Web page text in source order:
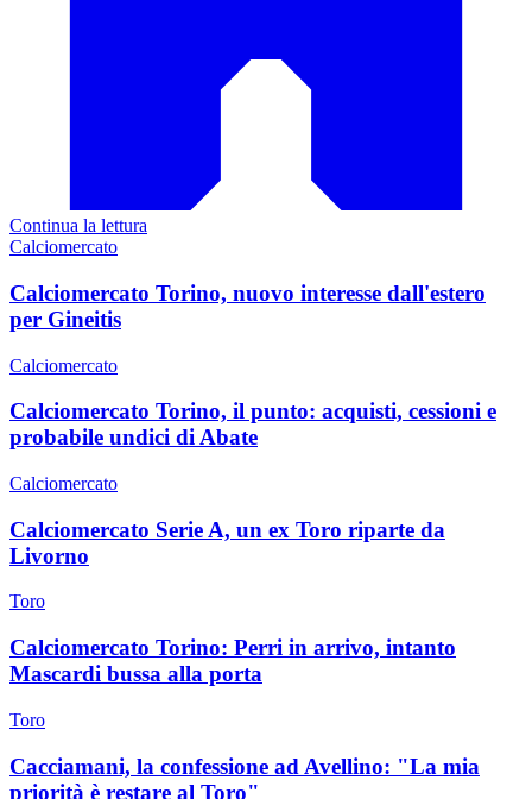
Continua la lettura
Calciomercato
Calciomercato Torino, nuovo interesse dall'estero
per Gineitis
Calciomercato
Calciomercato Torino, il punto: acquisti, cessioni e
probabile undici di Abate
Calciomercato
Calciomercato Serie A, un ex Toro riparte da
Livorno
Toro
Calciomercato Torino: Perri in arrivo, intanto
Mascardi bussa alla porta
Toro
Cacciamani, la confessione ad Avellino: "La mia
priorità è restare al Toro"